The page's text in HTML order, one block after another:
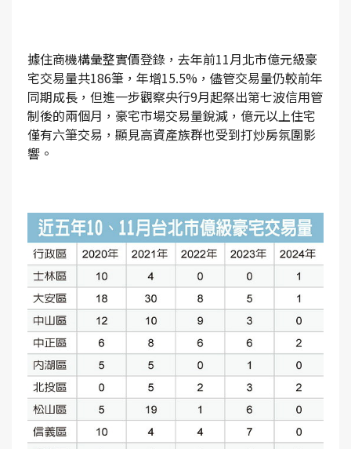
據住商機構彙整實價登錄，去年前11月北市億元級豪
宅交易量共186筆，年增15.5%，儘管交易量仍較前年
同期成長，但進一步觀察央行9月起祭出第七波信用管
制後的兩個月，豪宅市場交易量銳減，億元以上住宅
僅有六筆交易，顯見高資產族群也受到打炒房氛圍影
響。